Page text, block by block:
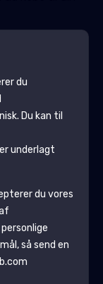
du
Du kan til
underlagt
du vores
så send en